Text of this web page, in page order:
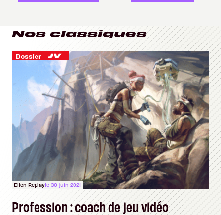
Nos classiques
Dossier
Ellen Replayle 30 juin 2021
Profession : coach de jeu vidéo